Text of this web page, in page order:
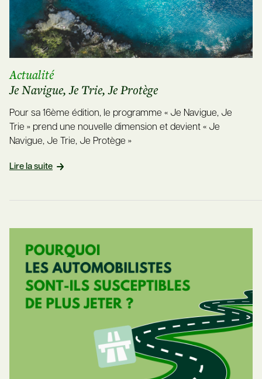
Actualité
Je Navigue, Je Trie, Je Protège
Pour sa 16ème édition, le programme « Je Navigue, Je
Trie » prend une nouvelle dimension et devient « Je
Navigue, Je Trie, Je Protège »
Lire la suite